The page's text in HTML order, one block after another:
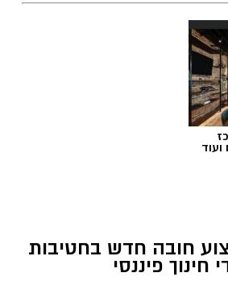
ייחודית לבני משפחה המטפלים
ועוד
חובה חדש בחטיבות
חינוך פיננסי